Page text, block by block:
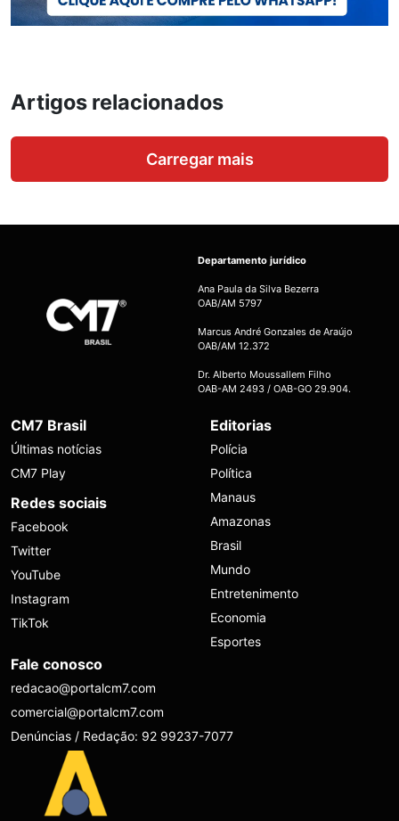
Artigos relacionados
Carregar mais
Departamento jurídico
Ana Paula da Silva Bezerra
OAB/AM 5797
Marcus André Gonzales de Araújo
OAB/AM 12.372
Dr. Alberto Moussallem Filho
OAB-AM 2493 / OAB-GO 29.904.
CM7 Brasil
Últimas notícias
CM7 Play
Redes sociais
Facebook
Twitter
YouTube
Instagram
TikTok
Editorias
Polícia
Política
Manaus
Amazonas
Brasil
Mundo
Entretenimento
Economia
Esportes
Fale conosco
redacao@portalcm7.com
comercial@portalcm7.com
Denúncias / Redação: 92 99237-7077